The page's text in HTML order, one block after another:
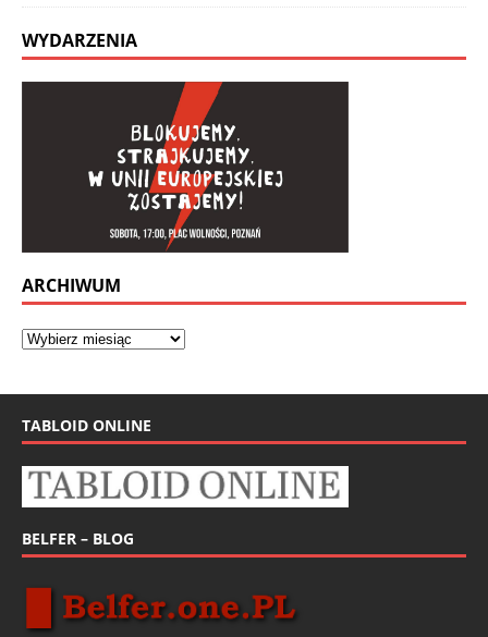
WYDARZENIA
ARCHIWUM
TABLOID ONLINE
BELFER – BLOG